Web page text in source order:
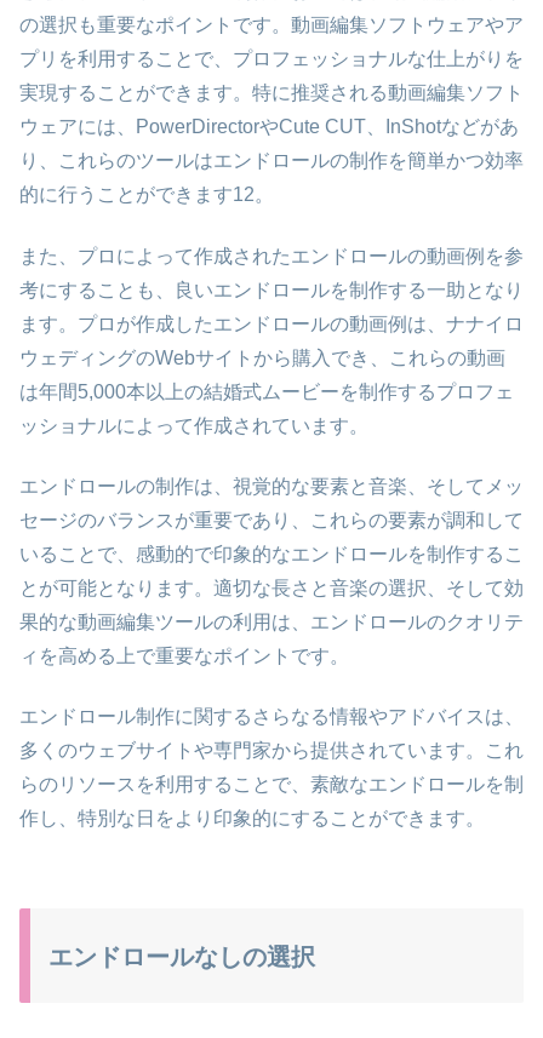
の選択も重要なポイントです。動画編集ソフトウェアやア
プリを利用することで、プロフェッショナルな仕上がりを
実現することができます。特に推奨される動画編集ソフト
ウェアには、PowerDirectorやCute CUT、InShotなどがあ
り、これらのツールはエンドロールの制作を簡単かつ効率
的に行うことができます​1​​2​。
また、プロによって作成されたエンドロールの動画例を参
考にすることも、良いエンドロールを制作する一助となり
ます。プロが作成したエンドロールの動画例は、ナナイロ
ウェディングのWebサイトから購入でき、これらの動画
は年間5,000本以上の結婚式ムービーを制作するプロフェ
ッショナルによって作成されています。
エンドロールの制作は、視覚的な要素と音楽、そしてメッ
セージのバランスが重要であり、これらの要素が調和して
いることで、感動的で印象的なエンドロールを制作するこ
とが可能となります。適切な長さと音楽の選択、そして効
果的な動画編集ツールの利用は、エンドロールのクオリテ
ィを高める上で重要なポイントです。
エンドロール制作に関するさらなる情報やアドバイスは、
多くのウェブサイトや専門家から提供されています。これ
らのリソースを利用することで、素敵なエンドロールを制
作し、特別な日をより印象的にすることができます。
エンドロールなしの選択